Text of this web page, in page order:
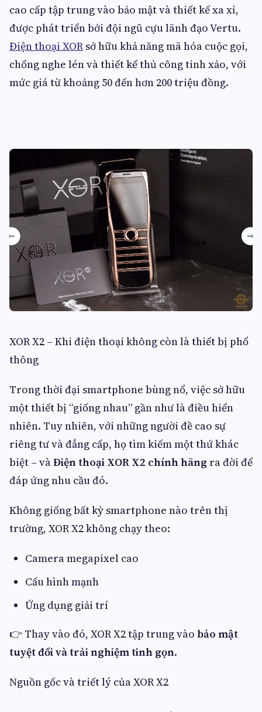
cao cấp tập trung vào bảo mật và thiết kế xa xỉ,
được phát triển bởi đội ngũ cựu lãnh đạo Vertu.
Điện thoại XOR sở hữu khả năng mã hóa cuộc gọi,
chống nghe lén và thiết kế thủ công tinh xảo, với
mức giá từ khoảng 50 đến hơn 200 triệu đồng.
XOR X2 – Khi điện thoại không còn là thiết bị phổ
thông
Trong thời đại smartphone bùng nổ, việc sở hữu
một thiết bị “giống nhau” gần như là điều hiển
nhiên. Tuy nhiên, với những người đề cao sự
riêng tư và đẳng cấp, họ tìm kiếm một thứ khác
biệt – vàĐiện thoại XOR X2 chính hãng ra đời để
đáp ứng nhu cầu đó.
Không giống bất kỳ smartphone nào trên thị
trường, XOR X2 không chạy theo:
Camera megapixel cao
Cấu hình mạnh
Ứng dụng giải trí
👉 Thay vào đó, XOR X2 tập trung vào bảo mật
tuyệt đối và trải nghiệm tinh gọn.
Nguồn gốc và triết lý của XOR X2